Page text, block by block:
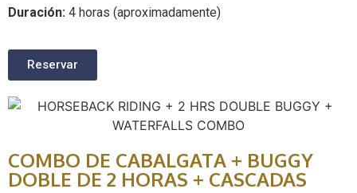
Duración: 4 horas (aproximadamente)
Reservar
COMBO DE CABALGATA + BUGGY
DOBLE DE 2 HORAS + CASCADAS